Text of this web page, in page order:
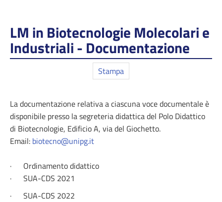
LM in Biotecnologie Molecolari e
Industriali - Documentazione
Stampa
La documentazione relativa a ciascuna voce documentale è
disponibile presso la segreteria didattica del Polo Didattico
di Biotecnologie, Edificio A, via del Giochetto.
Email: biotecno@unipg.it
·
Ordinamento didattico
·
SUA-CDS 2021
·
SUA-CDS 2022